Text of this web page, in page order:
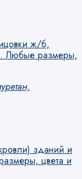
ж/б,
Любые размеры,
зданий и
цвета и